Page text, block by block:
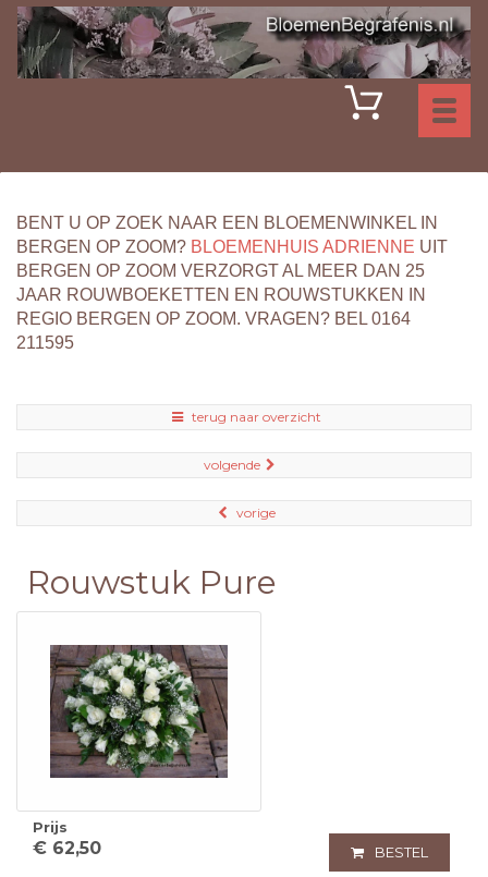
BENT U OP ZOEK NAAR EEN BLOEMENWINKEL IN
BERGEN OP ZOOM? BLOEMENHUIS ADRIENNE UIT
BERGEN OP ZOOM VERZORGT AL MEER DAN 25
JAAR ROUWBOEKETTEN EN ROUWSTUKKEN IN
REGIO BERGEN OP ZOOM. VRAGEN? BEL 0164
211595
terug naar overzicht
volgende
vorige
Rouwstuk Pure
Prijs
€ 62,50 BESTEL